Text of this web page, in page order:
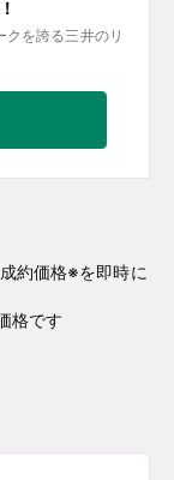
を誇る三井のリ
約価格※を即時に
格です